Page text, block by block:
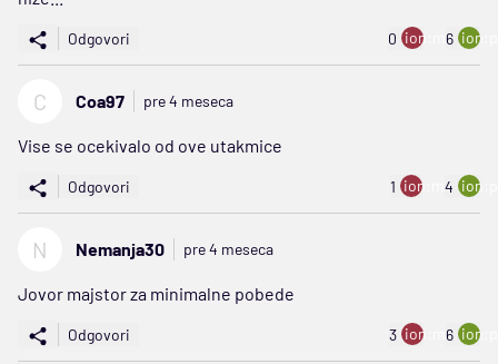
Odgovori 0 ion:minus
6
C Coa97 pre 4 meseca
Vise se ocekivalo od ove utakmice
Odgovori 1 ion:minus
4
N Nemanja30 pre 4 meseca
Jovor majstor za minimalne pobede
Odgovori 3 ion:minus
6